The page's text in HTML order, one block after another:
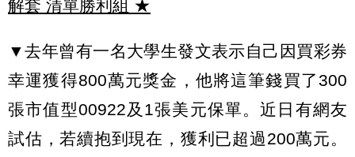
解套 清單勝利組 ★
▼去年曾有一名大學生發文表示自己因買彩券
幸運獲得800萬元獎金，他將這筆錢買了300
張市值型00922及1張美元保單。近日有網友
試估，若續抱到現在，獲利已超過200萬元。